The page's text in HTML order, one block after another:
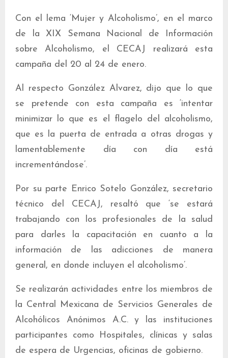
Con el lema ‘Mujer y Alcoholismo’, en el marco
de la XIX Semana Nacional de Información
sobre Alcoholismo, el CECAJ realizará esta
campaña del 20 al 24 de enero.
Al respecto González Alvarez, dijo que lo que
se pretende con esta campaña es ‘intentar
minimizar lo que es el flagelo del alcoholismo,
que es la puerta de entrada a otras drogas y
lamentablemente día con día está
incrementándose’.
Por su parte Enrico Sotelo González, secretario
técnico del CECAJ, resaltó que ‘se estará
trabajando con los profesionales de la salud
para darles la capacitación en cuanto a la
información de las adicciones de manera
general, en donde incluyen el alcoholismo’.
Se realizarán actividades entre los miembros de
la Central Mexicana de Servicios Generales de
Alcohólicos Anónimos A.C. y las instituciones
participantes como Hospitales, clínicas y salas
de espera de Urgencias, oficinas de gobierno.